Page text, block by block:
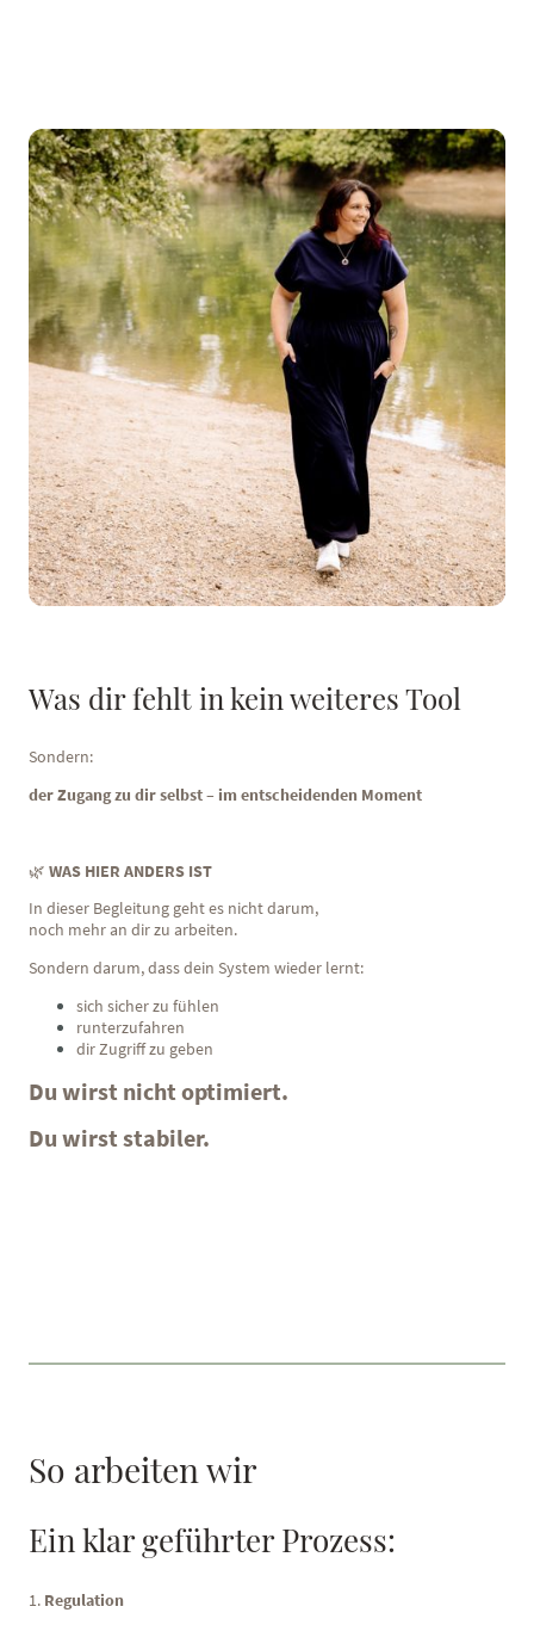
Was dir fehlt in kein weiteres Tool
Sondern:
der Zugang zu dir selbst – im entscheidenden Moment
🌿 WAS HIER ANDERS IST
In dieser Begleitung geht es nicht darum,
noch mehr an dir zu arbeiten.
Sondern darum, dass dein System wieder lernt:
sich sicher zu fühlen
runterzufahren
dir Zugriff zu geben
Du wirst nicht optimiert.
Du wirst stabiler.
So arbeiten wir
Ein klar geführter Prozess:
1. Regulation